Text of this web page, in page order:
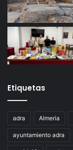
Etiquetas
adra Almeria
ayuntamiento adra